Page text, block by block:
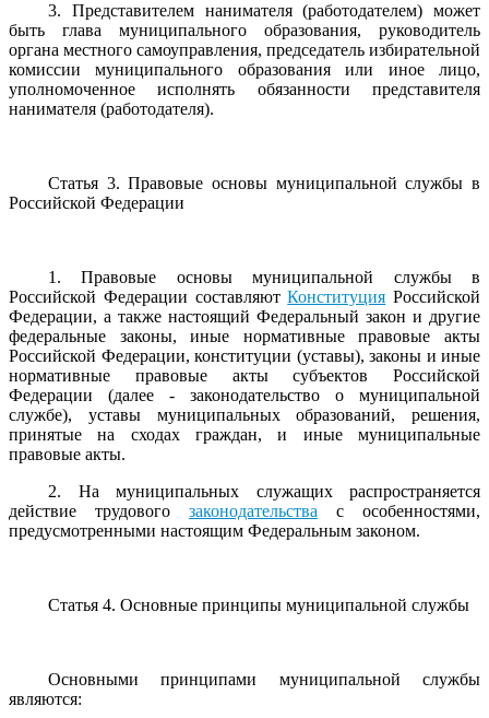
3. Представителем нанимателя (работодателем) может
быть глава муниципального образования, руководитель
органа местного самоуправления, председатель избирательной
комиссии муниципального образования или иное лицо,
уполномоченное исполнять обязанности представителя
нанимателя (работодателя).
Статья 3. Правовые основы муниципальной службы в
Российской Федерации
1. Правовые основы муниципальной службы в
Российской Федерации составляютКонституция Российской
Федерации, а также настоящий Федеральный закон и другие
федеральные законы, иные нормативные правовые акты
Российской Федерации, конституции (уставы), законы и иные
нормативные правовые акты субъектов Российской
Федерации (далее - законодательство о муниципальной
службе), уставы муниципальных образований, решения,
принятые на сходах граждан, и иные муниципальные
правовые акты.
2. На муниципальных служащих распространяется
действие трудового законодательства с особенностями,
предусмотренными настоящим Федеральным законом.
Статья 4. Основные принципы муниципальной службы
Основными принципами муниципальной службы
являются: